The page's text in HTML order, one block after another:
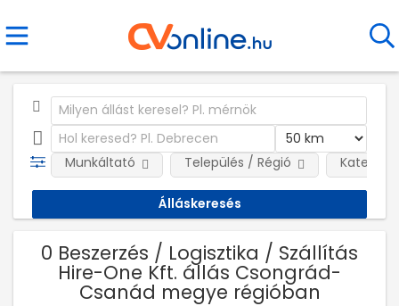
Munkáltató Település / Régió
0 Beszerzés / Logisztika / Szállítás
Hire-One Kft. állás Csongrád-
Csanád megye régióban